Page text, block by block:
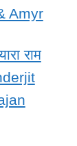
Amyr
राम